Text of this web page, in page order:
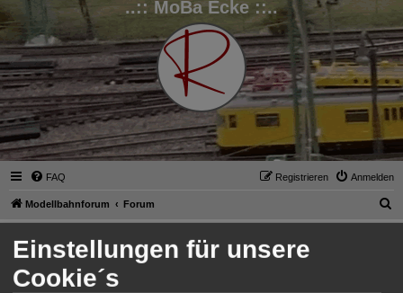
..:: MoBa Ecke ::..
FAQ Anmelden
Registrieren
Modellbahnforum Forum
u
Anmelden
Benutzername:
Einstellungen für unsere
Cookie´s